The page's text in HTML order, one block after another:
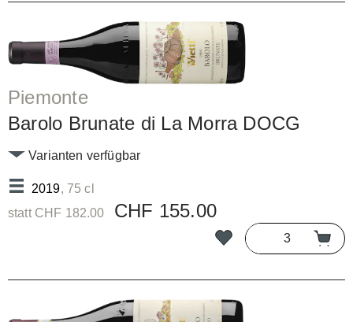
Piemonte
Barolo Brunate di La Morra DOCG
2019, 75 cl
Varianten verfügbar
statt CHF 182.00 CHF 155.00